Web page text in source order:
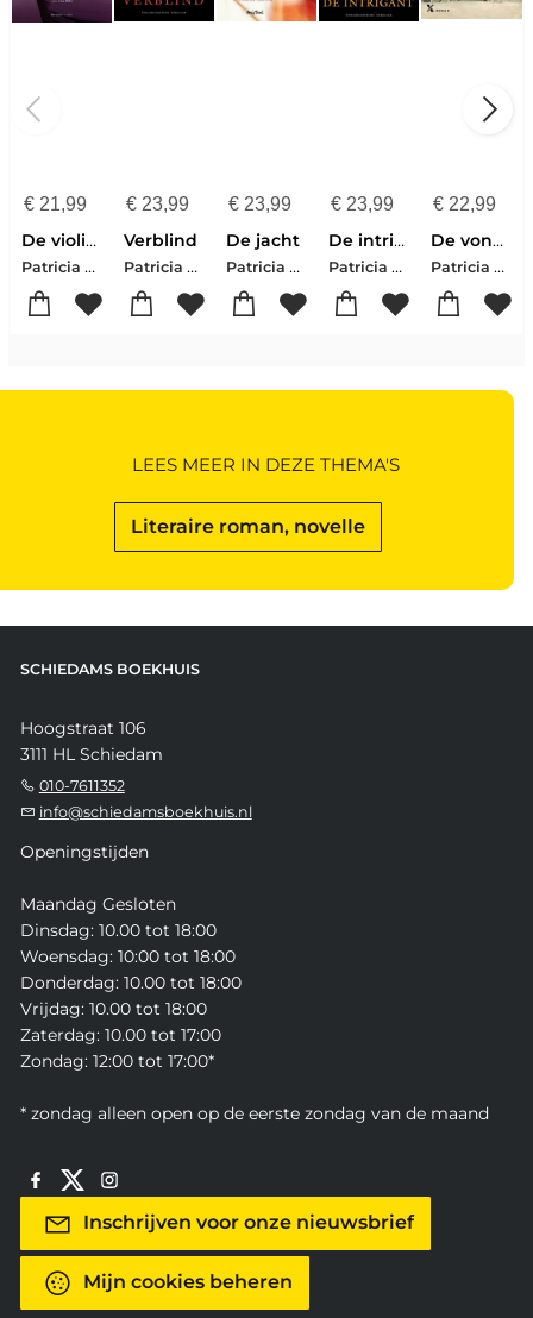
€21,99
De violiste
Patricia Snel
€23,99
Verblind
Patricia Snel
€ 23,99
De jacht
Patricia Snel
€ 23,99
De intrigant
Patricia Snel
€ 22,99
De vondeling van Veenhuizen
Patricia Snel
Literaire roman, novelle
LEES MEER IN DEZE THEMA'S
SCHIEDAMS BOEKHUIS
Hoogstraat 106
3111 HL Schiedam
010-7611352
info@schiedamsboekhuis.nl
Openingstijden
Maandag Gesloten
Dinsdag: 10.00 tot 18:00
Woensdag: 10:00 tot 18:00
Donderdag: 10.00 tot 18:00
Vrijdag: 10.00 tot 18:00
Zaterdag: 10.00 tot 17:00
Zondag: 12:00 tot 17:00*
* zondag alleen open op de eerste zondag van de maand
Inschrijven voor onze nieuwsbrief
Mijn cookies beheren